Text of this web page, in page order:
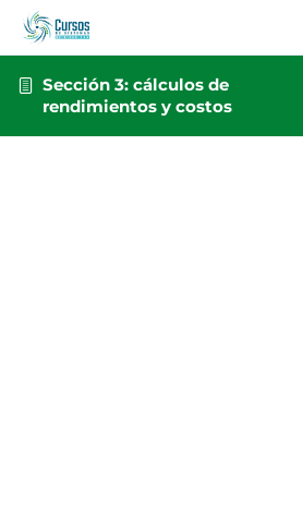
Sección 3: cálculos de
rendimientos y costos